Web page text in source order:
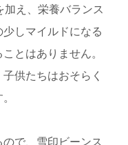
加え、栄養バランス
しマイルドになる
とはありません。
供たちはおそらく
で、 雪印ビーンス